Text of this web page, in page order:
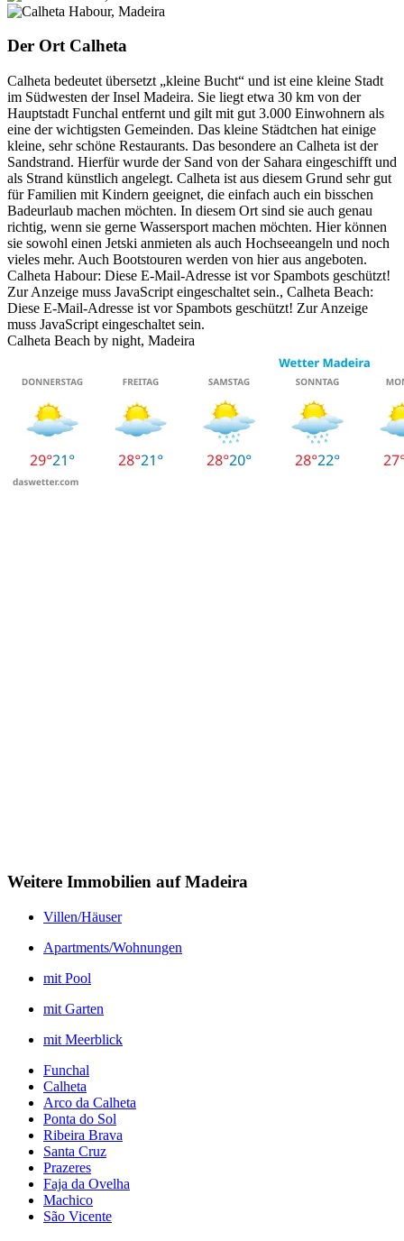
Der Ort Calheta
Calheta bedeutet übersetzt „kleine Bucht“ und ist eine kleine Stadt
im Südwesten der Insel Madeira. Sie liegt etwa 30 km von der
Hauptstadt Funchal entfernt und gilt mit gut 3.000 Einwohnern als
eine der wichtigsten Gemeinden. Das kleine Städtchen hat einige
kleine, sehr schöne Restaurants. Das besondere an Calheta ist der
Sandstrand. Hierfür wurde der Sand von der Sahara eingeschifft und
als Strand künstlich angelegt. Calheta ist aus diesem Grund sehr gut
für Familien mit Kindern geeignet, die einfach auch ein bisschen
Badeurlaub machen möchten. In diesem Ort sind sie auch genau
richtig, wenn sie gerne Wassersport machen möchten. Hier können
sie sowohl einen Jetski anmieten als auch Hochseeangeln und noch
vieles mehr. Auch Bootstouren werden von hier aus angeboten.
Calheta Habour: Diese E-Mail-Adresse ist vor Spambots geschützt!
Zur Anzeige muss JavaScript eingeschaltet sein., Calheta Beach:
Diese E-Mail-Adresse ist vor Spambots geschützt! Zur Anzeige
muss JavaScript eingeschaltet sein.
Calheta Beach by night, Madeira
Weitere Immobilien auf Madeira
Villen/Häuser
Apartments/Wohnungen
mit Pool
mit Garten
mit Meerblick
Funchal
Calheta
Arco da Calheta
Ponta do Sol
Ribeira Brava
Santa Cruz
Prazeres
Faja da Ovelha
Machico
São Vicente